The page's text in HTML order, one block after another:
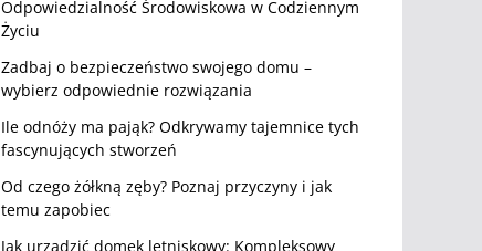
Odpowiedzialność Środowiskowa w Codziennym
Życiu
Zadbaj o bezpieczeństwo swojego domu –
wybierz odpowiednie rozwiązania
Ile odnóży ma pająk? Odkrywamy tajemnice tych
fascynujących stworzeń
Od czego żółkną zęby? Poznaj przyczyny i jak
temu zapobiec
Jak urządzić domek letniskowy: Kompleksowy